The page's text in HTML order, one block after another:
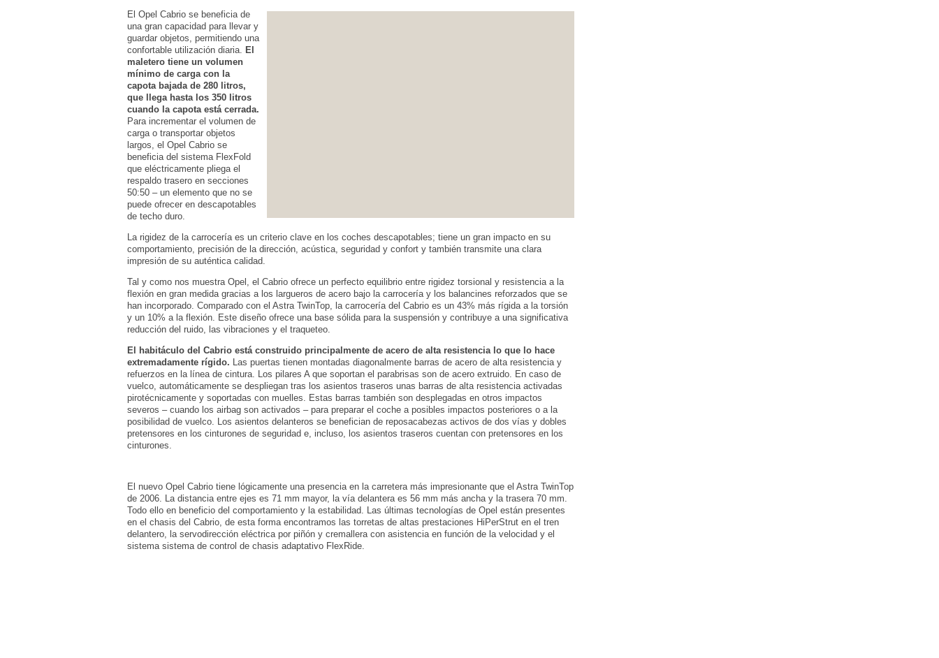
El Opel Cabrio se beneficia de
una gran capacidad para llevar y
guardar objetos, permitiendo una
confortable utilización diaria. El
maletero tiene un volumen
mínimo de carga con la
capota bajada de 280 litros,
que llega hasta los 350 litros
cuando la capota está cerrada.
Para incrementar el volumen de
carga o transportar objetos
largos, el Opel Cabrio se
beneficia del sistema FlexFold
que eléctricamente pliega el
respaldo trasero en secciones
50:50 – un elemento que no se
puede ofrecer en descapotables
de techo duro.
La rigidez de la carrocería es un criterio clave en los coches descapotables; tiene un gran impacto en su
comportamiento, precisión de la dirección, acústica, seguridad y confort y también transmite una clara
impresión de su auténtica calidad.
Tal y como nos muestra Opel, el Cabrio ofrece un perfecto equilibrio entre rigidez torsional y resistencia a la
flexión en gran medida gracias a los largueros de acero bajo la carrocería y los balancines reforzados que se
han incorporado. Comparado con el Astra TwinTop, la carrocería del Cabrio es un 43% más rígida a la torsión
y un 10% a la flexión. Este diseño ofrece una base sólida para la suspensión y contribuye a una significativa
reducción del ruido, las vibraciones y el traqueteo.
El habitáculo del Cabrio está construido principalmente de acero de alta resistencia lo que lo hace
extremadamente rígido. Las puertas tienen montadas diagonalmente barras de acero de alta resistencia y
refuerzos en la línea de cintura. Los pilares A que soportan el parabrisas son de acero extruido. En caso de
vuelco, automáticamente se despliegan tras los asientos traseros unas barras de alta resistencia activadas
pirotécnicamente y soportadas con muelles. Estas barras también son desplegadas en otros impactos
severos – cuando los airbag son activados – para preparar el coche a posibles impactos posteriores o a la
posibilidad de vuelco. Los asientos delanteros se benefician de reposacabezas activos de dos vías y dobles
pretensores en los cinturones de seguridad e, incluso, los asientos traseros cuentan con pretensores en los
cinturones.
El nuevo Opel Cabrio tiene lógicamente una presencia en la carretera más impresionante que el Astra TwinTop
de 2006. La distancia entre ejes es 71 mm mayor, la vía delantera es 56 mm más ancha y la trasera 70 mm.
Todo ello en beneficio del comportamiento y la estabilidad. Las últimas tecnologías de Opel están presentes
en el chasis del Cabrio, de esta forma encontramos las torretas de altas prestaciones HiPerStrut en el tren
delantero, la servodirección eléctrica por piñón y cremallera con asistencia en función de la velocidad y el
sistema sistema de control de chasis adaptativo FlexRide.